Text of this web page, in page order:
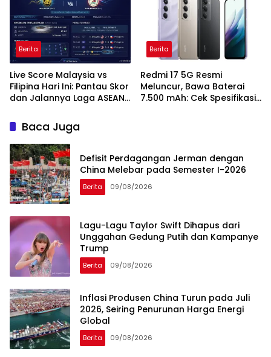
Berita
Live Score Malaysia vs
Filipina Hari Ini: Pantau Skor
dan Jalannya Laga ASEAN
Berita
Redmi 17 5G Resmi
Meluncur, Bawa Baterai
7.500 mAh: Cek Spesifikasi
Baca Juga
Defisit Perdagangan Jerman dengan
China Melebar pada Semester I-2026
Berita 09/08/2026
Lagu-Lagu Taylor Swift Dihapus dari
Unggahan Gedung Putih dan Kampanye
Trump
Berita 09/08/2026
Inflasi Produsen China Turun pada Juli
2026, Seiring Penurunan Harga Energi
Global
Berita 09/08/2026